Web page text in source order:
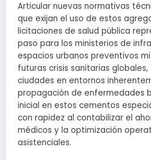
Articular nuevas normativas
que exijan el uso de estos
licitaciones de salud pública
paso para los ministerios de
espacios urbanos preventivos
futuras crisis sanitarias
ciudades en entornos
propagación de enfermedades
inicial en estos cementos
con rapidez al contabilizar el
médicos y la optimización
asistenciales.